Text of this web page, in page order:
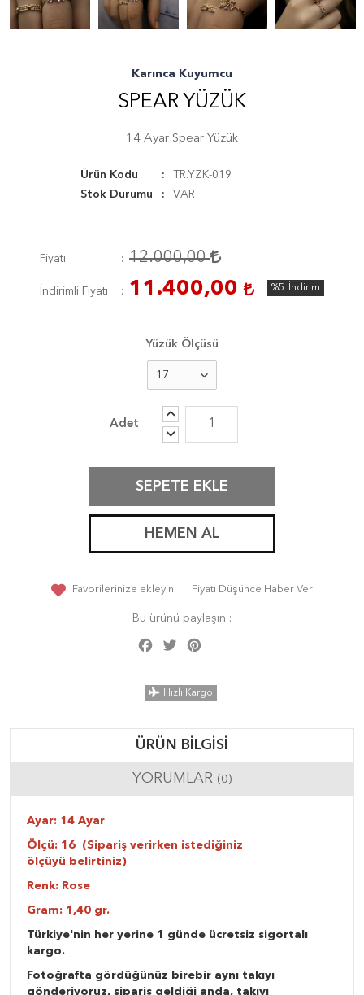
Karınca Kuyumcu
SPEAR YÜZÜK
14 Ayar Spear Yüzük
Ürün Kodu
TR.YZK-019
Stok Durumu
VAR
Fiyatı 12.000,00
İndirimli Fiyatı 11.400,00 %5 İndirim
Yüzük Ölçüsü
SEPETE EKLE
HEMEN AL
Favorilerinize ekleyin Fiyatı Düşünce Haber Ver
Bu ürünü paylaşın :
Facebook
Twitter
Hızlı Kargo
ÜRÜN BILGISI
YORUMLAR (0)
Ayar: 14 Ayar
Ölçü: 16 (Sipariş verirken istediğiniz
ölçüyü belirtiniz)
Renk: Rose
Gram: 1,40 gr.
Türkiye'nin her yerine 1 günde ücretsiz sigortalı
kargo.
Fotoğrafta gördüğünüz birebir aynı takıyı
gönderiyoruz, sipariş geldiği anda, takıyı